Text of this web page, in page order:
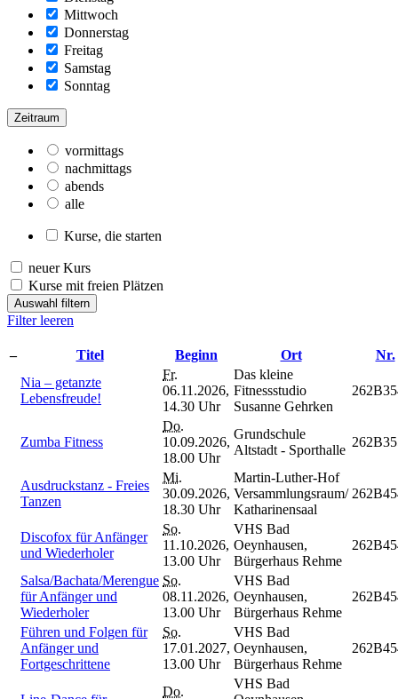
Mittwoch
Donnerstag
Freitag
Samstag
Sonntag
Zeitraum
vormittags
nachmittags
abends
alle
Kurse, die starten
neuer Kurs
Kurse mit freien Plätzen
Auswahl filtern
Filter leeren
– Titel Beginn Ort
Nr.
Nia – getanzte
Lebensfreude!
Fr.
06.11.2026,
14.30 Uhr
Das kleine
Fitnessstudio
Susanne Gehrken
Zumba Fitness
Do.
10.09.2026,
18.00 Uhr
Grundschule
Altstadt - Sporthalle
Ausdruckstanz - Freies
Tanzen
Mi.
30.09.2026,
18.30 Uhr
Martin-Luther-Hof
Versammlungsraum/
Katharinensaal
Discofox für Anfänger
und Wiederholer
So.
11.10.2026,
13.00 Uhr
VHS Bad
Oeynhausen,
Bürgerhaus Rehme
Salsa/Bachata/Merengue
für Anfänger und
Wiederholer
So.
08.11.2026,
13.00 Uhr
VHS Bad
Oeynhausen,
Bürgerhaus Rehme
Führen und Folgen für
Anfänger und
Fortgeschrittene
So.
17.01.2027,
13.00 Uhr
VHS Bad
Oeynhausen,
Bürgerhaus Rehme
Do.
VHS Bad